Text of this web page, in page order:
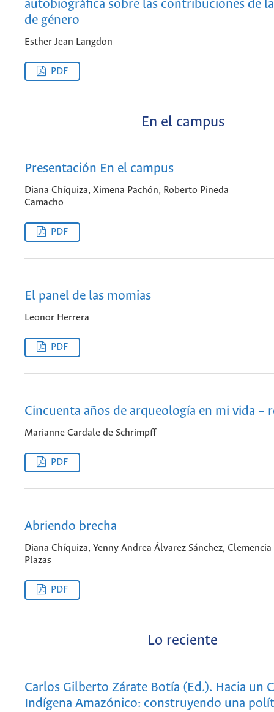
autobiográfica sobre las contribuciones de
de género
Esther Jean Langdon
PDF
En el campus
Presentación En el campus
Diana Chíquiza, Ximena Pachón, Roberto Pineda
Camacho
PDF
El panel de las momias
Leonor Herrera
PDF
Cincuenta años de arqueología en mi vida –
Marianne Cardale de Schrimpff
PDF
Abriendo brecha
Diana Chíquiza, Yenny Andrea Álvarez Sánchez, Clemencia
Plazas
PDF
Lo reciente
Carlos Gilberto Zárate Botía (Ed.). Hacia un
Indígena Amazónico: construyendo una